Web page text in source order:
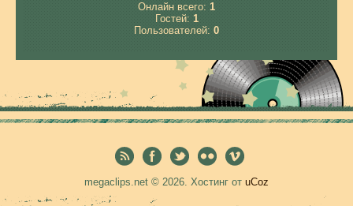
Онлайн всего: 1
Гостей: 1
Пользователей: 0
megaclips.net © 2026. Хостинг от uCoz